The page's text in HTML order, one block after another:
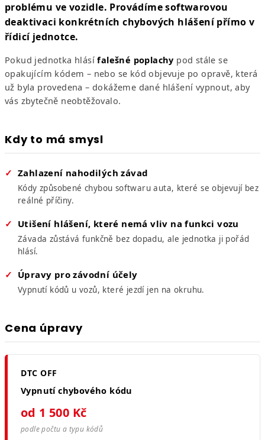
problému ve vozidle. Provádíme softwarovou
deaktivaci konkrétních chybových hlášení přímo v
řídicí jednotce.
Pokud jednotka hlásífalešné poplachy pod stále se
opakujícím kódem – nebo se kód objevuje po opravě, která
už byla provedena – dokážeme dané hlášení vypnout, aby
vás zbytečně neobtěžovalo.
Kdy to má smysl
Zahlazení nahodilých závad
Kódy způsobené chybou softwaru auta, které se objevují bez
reálné příčiny.
Utišení hlášení, které nemá vliv na funkci vozu
Závada zůstává funkčně bez dopadu, ale jednotka ji pořád
hlásí.
Úpravy pro závodní účely
Vypnutí kódů u vozů, které jezdí jen na okruhu.
Cena úpravy
DTC OFF
Vypnutí chybového kódu
od 1 500 Kč
podle počtu a typu kódů